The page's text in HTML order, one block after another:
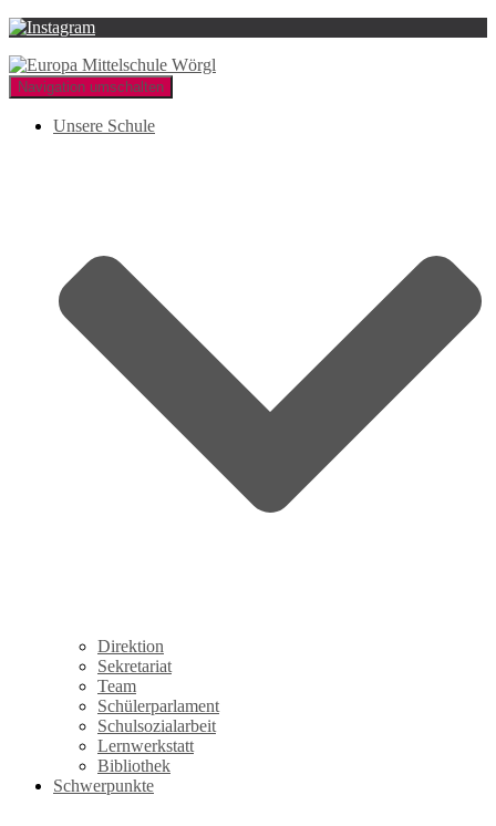
Navigation umschalten
Unsere Schule
Direktion
Sekretariat
Team
Schülerparlament
Schulsozialarbeit
Lernwerkstatt
Bibliothek
Schwerpunkte